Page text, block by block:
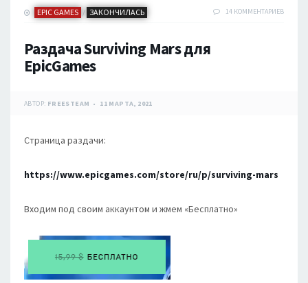
EPIC GAMES / ЗАКОНЧИЛАСЬ 14 КОММЕНТАРИЕВ
Раздача Surviving Mars для
EpicGames
АВТОР: FREESTEAM 11 МАРТА, 2021
Страница раздачи:
https://www.epicgames.com/store/ru/p/surviving-mars
Входим под своим аккаунтом и жмем «Бесплатно»